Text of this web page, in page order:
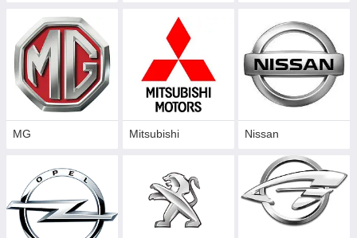
MG Mitsubishi Nissan